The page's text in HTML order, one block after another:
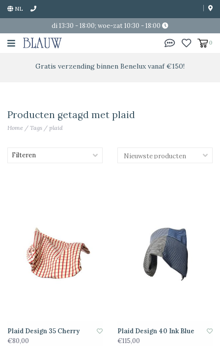
NL
di 13:30 - 18:00; woe-zat 10:30 - 18:00
0
Gratis verzending binnen Benelux vanaf €150!
Producten getagd met plaid
Home / Tags / plaid
Filteren
Plaid Design 35 Cherry
€80,00
Plaid Design 40 Ink Blue
€115,00